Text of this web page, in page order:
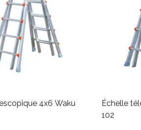
4x6 Waku
Échelle
102